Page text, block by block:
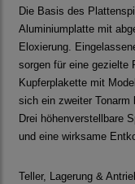
Die Basis des
Aluminiumplatte mit
Eloxierung.
sorgen für eine gezielte
Kupferplakette mit
sich ein zweiter Tonarm
Drei höhenverstellbare
und eine wirksame
Teller, Lagerung &